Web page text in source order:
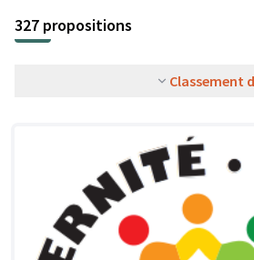
327 propositions
Classement